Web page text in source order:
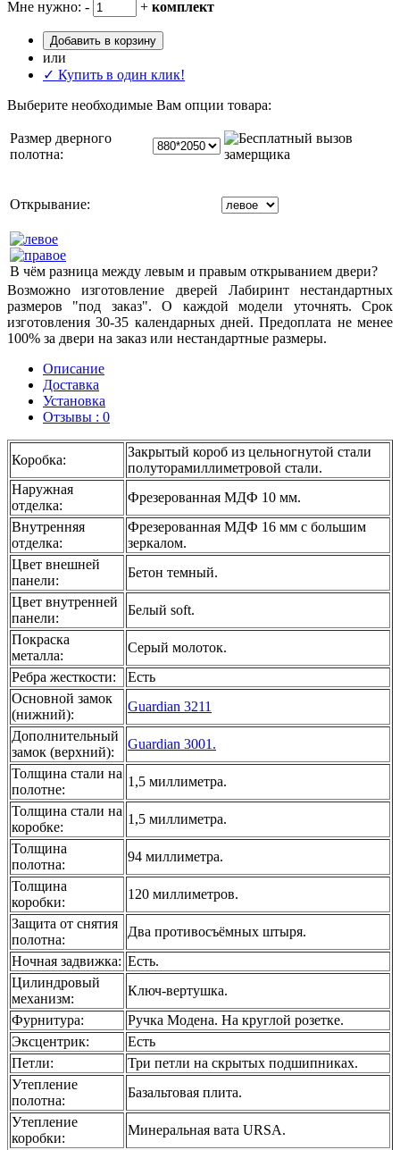
Мне нужно: - + комплект
Добавить в корзину
или
✓ Купить в один клик!
Выберите необходимые Вам опции товара:
Размер дверного
полотна:
Открывание:
В чём разница между левым и правым открыванием двери?
Возможно изготовление дверей Лабиринт нестандартных
размеров "под заказ". О каждой модели уточнять. Срок
изготовления 30-35 календарных дней. Предоплата не менее
100% за двери на заказ или нестандартные размеры.
Описание
Доставка
Установка
Отзывы : 0
Коробка:
Закрытый короб из цельногнутой стали
полуторамиллиметровой стали.
Наружная
отделка:
Фрезерованная МДФ 10 мм.
Внутренняя
отделка:
Фрезерованная МДФ 16 мм с большим
зеркалом.
Цвет внешней
панели:
Бетон темный.
Цвет внутренней
панели:
Белый soft.
Покраска
металла:
Серый молоток.
Ребра жесткости:
Есть
Основной замок
(нижний):
Guardian 3211
Дополнительный
замок (верхний):
Guardian 3001.
Толщина стали на
полотне:
1,5 миллиметра.
Толщина стали на
коробке:
1,5 миллиметра.
Толщина
полотна:
94 миллиметра.
Толщина
коробки:
120 миллиметров.
Защита от снятия
полотна:
Два противосъёмных штыря.
Ночная задвижка: Есть.
Цилиндровый
механизм:
Ключ-вертушка.
Фурнитура:
Ручка Модена. На круглой розетке.
Эксцентрик:
Есть
Петли:
Три петли на скрытых подшипниках.
Утепление
полотна:
Базальтовая плита.
Утепление
коробки:
Минеральная вата URSA.